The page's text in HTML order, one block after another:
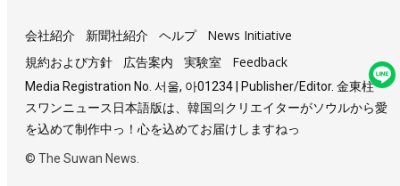
会社紹介 新聞社紹介 ヘルプ
News Initiative
規約および方針
広告案内 実験室 Feedback
Media Registration No. 서울, 아01234 | Publisher/Editor. 金東柱
スワンニュース日本語版は、韓国의クリエイターがソウルから愛
を込めて制作中っ！心を込めてお届けしますねっ
© The Suwan News.